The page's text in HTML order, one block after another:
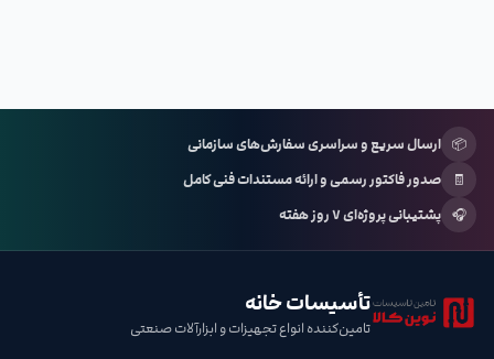
📦 ارسال سریع و سراسری سفارش‌های سازمانی
🧾
صدور فاکتور رسمی و ارائه مستندات فنی کامل
🎧 پشتیبانی پروژه‌ای ۷ روز هفته
تأسیسات خانه
تامین‌کننده انواع تجهیزات و ابزارآلات صنعتی